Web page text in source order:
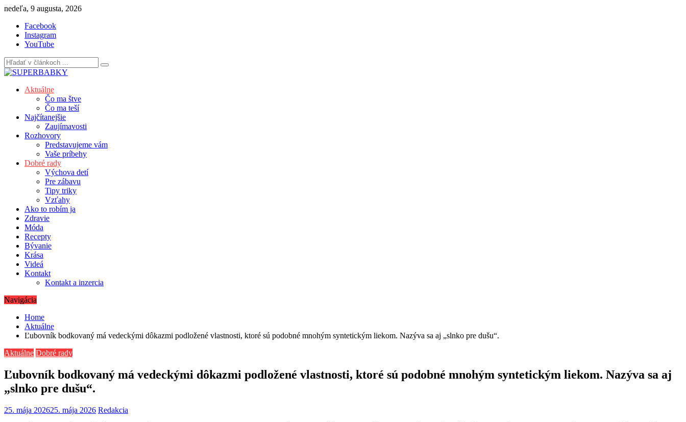
Skip
content
nedeľa, 9 augusta, 2026
Facebook
Instagram
YouTube
Aktuálne
Čo ma štve
Čo ma teší
Najčítanejšie
Zaujímavosti
Rozhovory
Predstavujeme vám
Vaše príbehy
Dobré rady
Výchova detí
Pre zábavu
Tipy triky
Vzťahy
Ako to robím ja
Zdravie
Móda
Recepty
Bývanie
Krása
Videá
Kontakt
Kontakt a inzercia
Navigácia
Home
Aktuálne
Ľubovník bodkovaný má vedeckými dôkazmi podložené vlastnosti, ktoré sú podobné mnohým syntetickým liekom. Nazýva sa aj „slnko pre dušu“.
Aktuálne Dobré rady
Ľubovník bodkovaný má vedeckými dôkazmi podložené vlastnosti, ktoré sú podobné mnohým syntetickým liekom. Nazýva sa aj
„slnko pre dušu“.
25. mája 202625. mája 2026 Redakcia